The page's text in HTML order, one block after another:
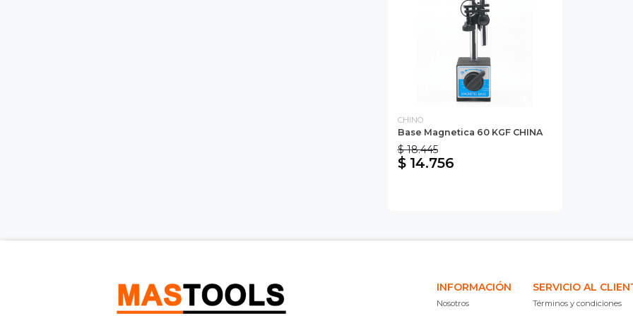
CHINO
Base Magnetica 60 KGF CHINA
$ 18.445
$ 14.756
INFORMACIÓN
Nosotros
SERVICIO AL
Términos y condiciones